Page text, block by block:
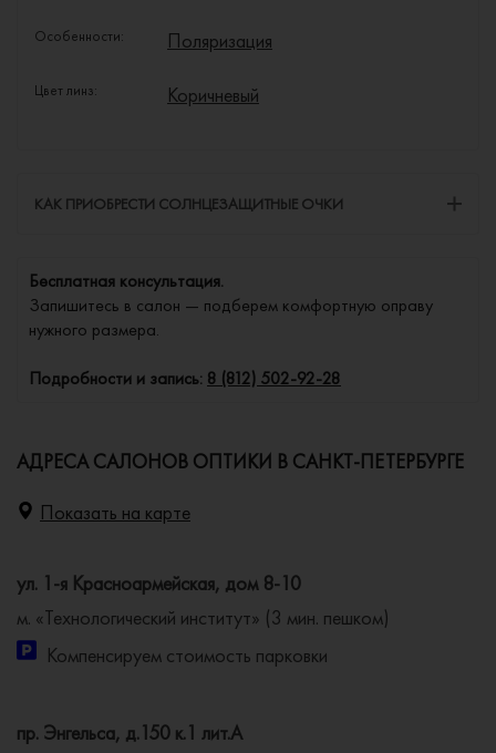
Особенности: Поляризация
Цвет линз: Коричневый
КАК ПРИОБРЕСТИ СОЛНЦЕЗАЩИТНЫЕ ОЧКИ
Бесплатная консультация.
Запишитесь в салон — подберем комфортную оправу
нужного размера.
Подробности и запись: 8 (812) 502-92-28
АДРЕСА САЛОНОВ ОПТИКИ В САНКТ-ПЕТЕРБУРГЕ
Показать на карте
ул. 1-я Красноармейская, дом 8-10
м. «Технологический институт» (3 мин. пешком)
Компенсируем стоимость парковки
пр. Энгельса, д.150 к.1 лит.А